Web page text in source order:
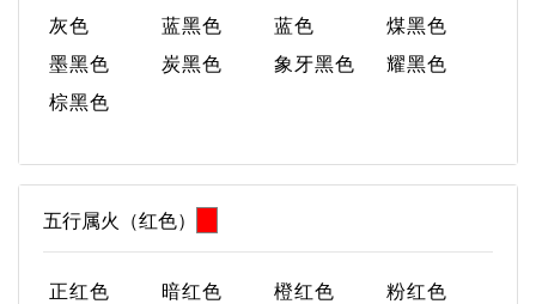
灰色
蓝黑色 蓝色
煤黑色
墨黑色
炭黑色 象牙黑色
耀黑色
棕黑色
五行属火（红色）
正红色 暗红色 橙红色
粉红色